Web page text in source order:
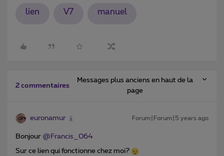
lien V7 manuel
2 commentaires
Messages plus anciens en haut de la
page
euronamur Forum|Forum|5 years ago
Bonjour @Francis_064
Sur ce lien qui fonctionne chez moi?